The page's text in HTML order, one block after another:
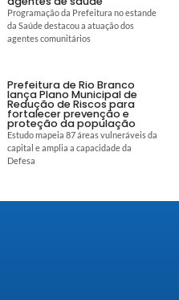
Programação da Prefeitura no estande
da Saúde destacou a atuação dos
agentes comunitários
Prefeitura de Rio Branco
lança Plano Municipal de
Redução de Riscos para
fortalecer prevenção e
proteção da população
Estudo mapeia 87 áreas vulneráveis da
capital e amplia a capacidade da
Defesa